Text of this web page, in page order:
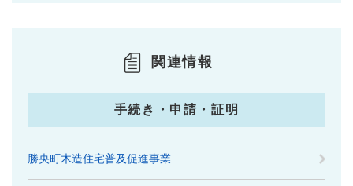
関連情報
手続き・申請・証明
勝央町木造住宅普及促進事業